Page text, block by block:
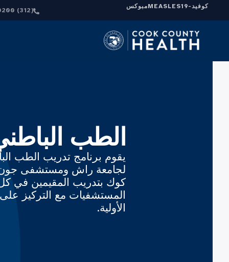
كوفيد-19 MEASLESمبوكس
(312) 864-0200
الطب
يقوم برنامج تدريب الطب
لجامعة راش ومستشفى
كوك بتدريب المقيمين في
المستشفيات مع التركيز
الأولية.